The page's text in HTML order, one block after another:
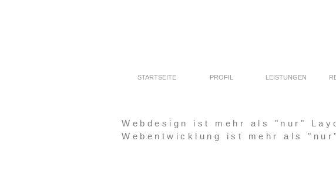
STARTSEITE PROFIL LEISTUNGEN
Webdesign ist mehr als "nur"
Webentwicklung ist mehr als